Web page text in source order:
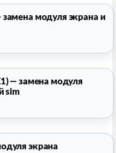
модуля экрана и
— замена модуля
sim
экрана